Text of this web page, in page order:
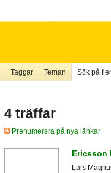
Taggar Teman Sök på
4 träffar
Prenumerera på nya länkar
Ericsson
Lars